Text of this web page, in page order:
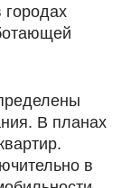
городах
В планах
в